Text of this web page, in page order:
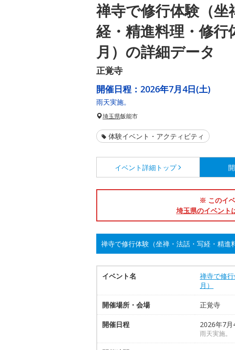
禅寺で修行体験（坐
経・精進料理・修行
月）の詳細データ
正覚寺
開催日程： 2026年7月4日(土)
雨天実施。
埼玉県飯能市
体験イベント・アクティビティ
イベント詳細 トップ
※ このイベ
埼玉県のイベント
禅寺で修行体験（坐禅・法話・写経・精進
イベント名
禅寺で修
月）
開催場所・会場 正覚寺
開催日程 2026年7月
雨天実施。